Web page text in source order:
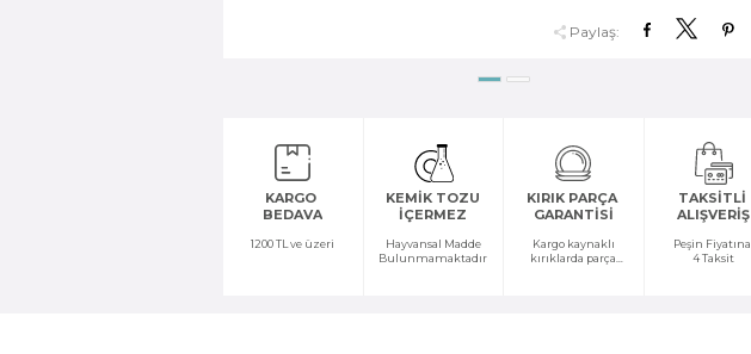
Paylaş:
KARGO
BEDAVA
1200 TL ve üzeri
KEMİK TOZU
İÇERMEZ
Hayvansal Madde
Bulunmamaktadır
KIRIK PARÇA
GARANTİSİ
Kargo kaynaklı
kırıklarda parça
TAKSİTLİ
ALIŞVERİŞ
Peşin Fiyatına
4 Taksit